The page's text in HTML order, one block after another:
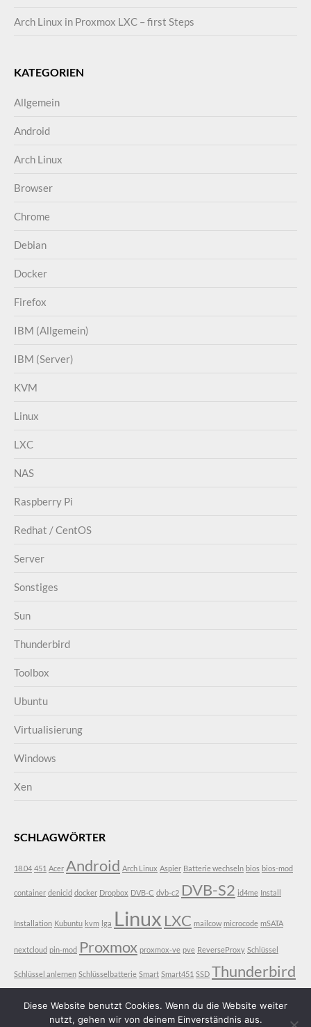
Arch Linux in Proxmox LXC – first Steps
KATEGORIEN
Allgemein
Android
Arch Linux
Browser
Chrome
Debian
Docker
Firefox
IBM (Allgemein)
IBM (Server)
KVM
Linux
LXC
NAS
Raspberry Pi
Redhat / CentOS
Server
Sonstiges
Sun
Thunderbird
Toolbox
Ubuntu
Virtualisierung
Windows
Xen
SCHLAGWÖRTER
18.04 451 Acer Android Arch Linux Aspier Batterie wechseln bios bios-mod
container denicid docker Dropbox DVB-C dvb-c2 DVB-S2 id4me Install
Installation Kubuntu kvm lga Linux LXC mailcow microcode mSATA
nextcloud pin-mod Proxmox proxmox-ve pve ReverseProxy Schlüssel
Schlüssel anlernen Schlüsselbatterie Smart Smart451 SSD Thunderbird
Diese Website benutzt Cookies. Wenn du die Website weiter
nutzt, gehen wir von deinem Einverständnis aus.